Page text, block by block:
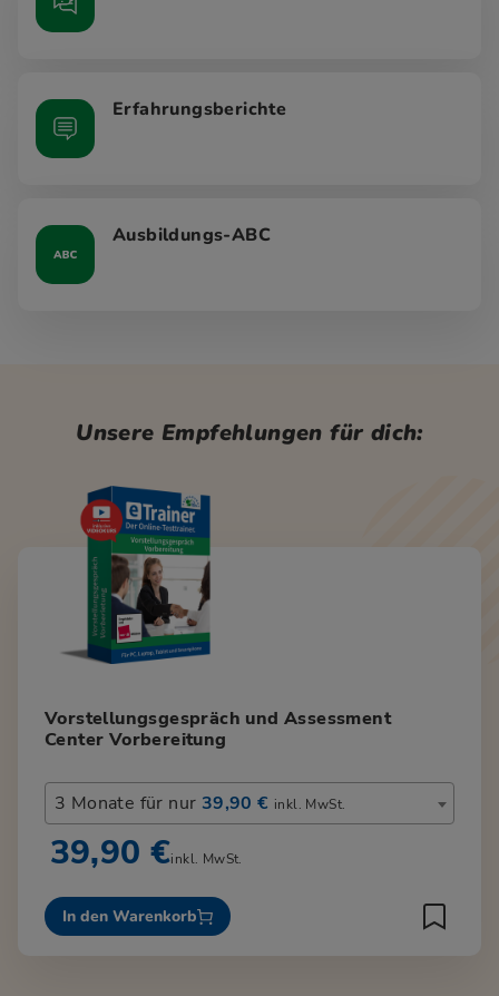
Erfahrungsberichte
Ausbildungs-ABC
Unsere Empfehlungen für dich:
Vorstellungsgespräch und Assessment
Center Vorbereitung
3 Monate für nur 39,90 € inkl. MwSt.
39,90 €inkl. MwSt.
In den Warenkorb